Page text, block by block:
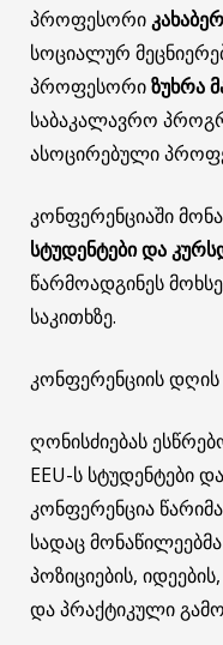
პროფესორი
სოციალურ
პროფესორიზუხრა
საბაკალავრო
ასოცირებული
კონფერენციაში
სტუდენტები და
წარმოადგინეს
საკითხზე.
კონფერენციის
ღონისძიებას
EEU-ს სტუდენტები
კონფერენცია
სადაც
პოზიციების,
და პრაქტიკული